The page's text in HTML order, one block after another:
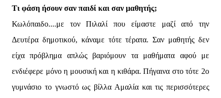
Τι φάση ήσουν σαν παιδί και σαν μαθητής;
Κωλόπαιδο....με τον Πιλαλί που είμαστε μαζί από την
Δευτέρα δημοτικού, κάναμε τότε τέρατα. Σαν μαθητής δεν
είχα πρόβλημα απλώς βαριόμουν τα μαθήματα αφού με
ενδιέφερε μόνο η μουσική και η κιθάρα. Πήγαινα στο τότε 2ο
γυμνάσιο το γνωστό ως βίλλα Αμαλία και τις περισσότερες